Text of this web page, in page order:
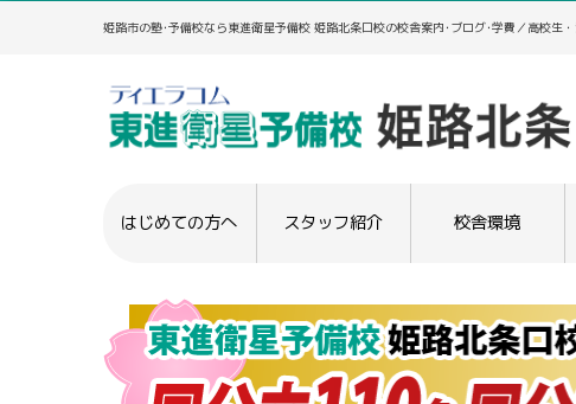
姫路市の塾･予備校なら東進衛星予備校 姫路北条口校の校舎案内･ブログ･学費／高校生
はじめての方へ スタッフ紹介 校舎環境